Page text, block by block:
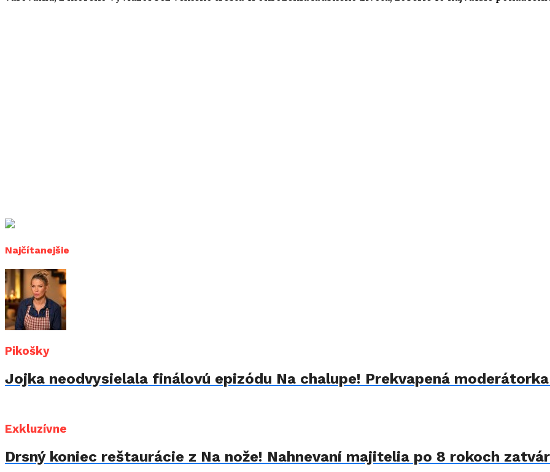
Najčítanejšie
Pikošky
Jojka neodvysielala finálovú epizódu Na chalupe! Prekvapená
Exkluzívne
Drsný koniec reštaurácie z Na nože! Nahnevaní majitelia po 8 rokoch